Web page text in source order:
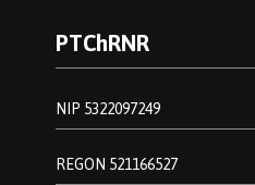
PTChRNR
NIP 5322097249
REGON 521166527